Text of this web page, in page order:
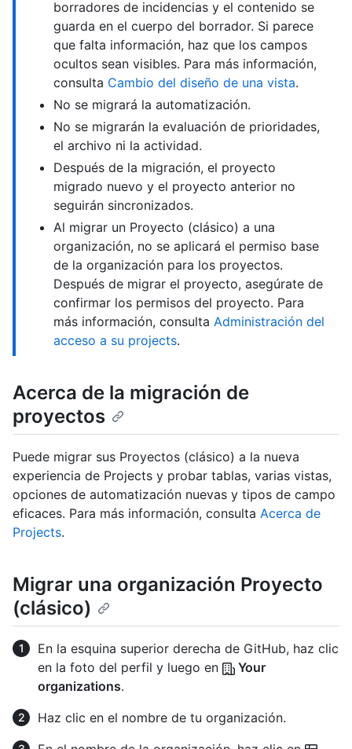
borradores de incidencias y el contenido se
guarda en el cuerpo del borrador. Si parece
que falta información, haz que los campos
ocultos sean visibles. Para más información,
consulta Cambio del diseño de una vista.
No se migrará la automatización.
No se migrarán la evaluación de prioridades,
el archivo ni la actividad.
Después de la migración, el proyecto
migrado nuevo y el proyecto anterior no
seguirán sincronizados.
Al migrar un Proyecto (clásico) a una
organización, no se aplicará el permiso base
de la organización para los proyectos.
Después de migrar el proyecto, asegúrate de
confirmar los permisos del proyecto. Para
más información, consulta Administración del
acceso a su projects.
Acerca de la migración de
proyectos
Puede migrar sus Proyectos (clásico) a la nueva
experiencia de Projects y probar tablas, varias vistas,
opciones de automatización nuevas y tipos de campo
eficaces. Para más información, consulta Acerca de
Projects.
Migrar una organización Proyecto
(clásico)
En la esquina superior derecha de GitHub, haz clic
en la foto del perfil y luego en
Your
organizations.
Haz clic en el nombre de tu organización.